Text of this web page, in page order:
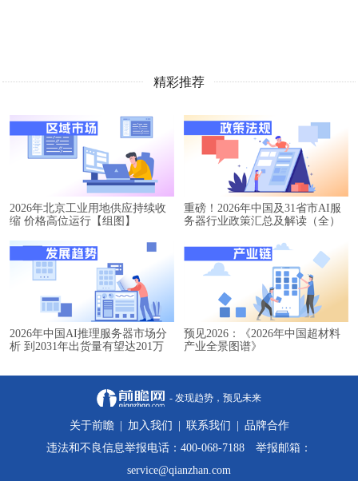
精彩推荐
2026年北京工业用地供应持续收
缩 价格高位运行【组图】
重磅！2026年中国及31省市AI服
务器行业政策汇总及解读（全）
2026年中国AI推理服务器市场分
析 到2031年出货量有望达201万
预见2026：《2026年中国超材料
产业全景图谱》
- 发现趋势，预见未来
关于前瞻 加入我们 联系我们
品牌合作
违法和不良信息举报电话：400-068-7188 举报邮箱：
service@qianzhan.com